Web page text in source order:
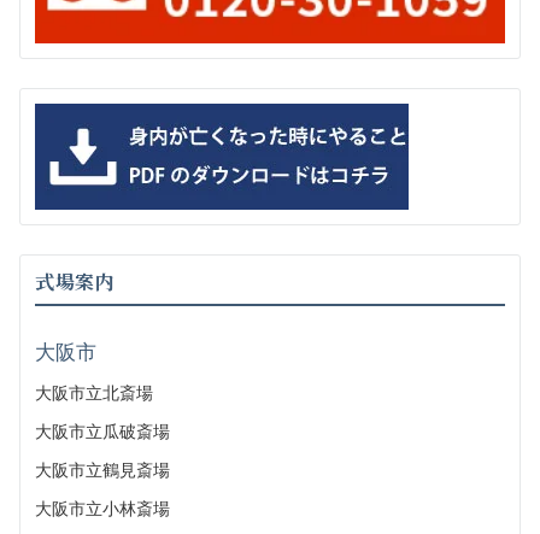
式場案内
大阪市
大阪市立北斎場
大阪市立瓜破斎場
大阪市立鶴見斎場
大阪市立小林斎場